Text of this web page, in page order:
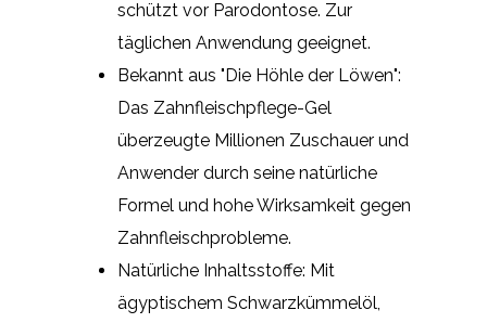
schützt vor Parodontose. Zur
täglichen Anwendung geeignet.
Bekannt aus "Die Höhle der Löwen":
Das Zahnfleischpflege-Gel
überzeugte Millionen Zuschauer und
Anwender durch seine natürliche
Formel und hohe Wirksamkeit gegen
Zahnfleischprobleme.
Natürliche Inhaltsstoffe: Mit
ägyptischem Schwarzkümmelöl,